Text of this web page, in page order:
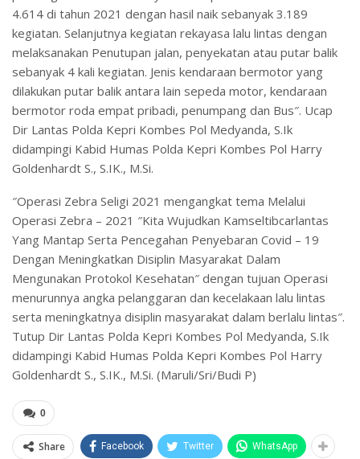
4.614 di tahun 2021 dengan hasil naik sebanyak 3.189
kegiatan. Selanjutnya kegiatan rekayasa lalu lintas dengan
melaksanakan Penutupan jalan, penyekatan atau putar balik
sebanyak 4 kali kegiatan. Jenis kendaraan bermotor yang
dilakukan putar balik antara lain sepeda motor, kendaraan
bermotor roda empat pribadi, penumpang dan Bus″. Ucap
Dir Lantas Polda Kepri Kombes Pol Medyanda, S.Ik
didampingi Kabid Humas Polda Kepri Kombes Pol Harry
Goldenhardt S., S.IK., M.Si.
″Operasi Zebra Seligi 2021 mengangkat tema Melalui
Operasi Zebra – 2021 ″Kita Wujudkan Kamseltibcarlantas
Yang Mantap Serta Pencegahan Penyebaran Covid – 19
Dengan Meningkatkan Disiplin Masyarakat Dalam
Mengunakan Protokol Kesehatan″ dengan tujuan Operasi
menurunnya angka pelanggaran dan kecelakaan lalu lintas
serta meningkatnya disiplin masyarakat dalam berlalu lintas″.
Tutup Dir Lantas Polda Kepri Kombes Pol Medyanda, S.Ik
didampingi Kabid Humas Polda Kepri Kombes Pol Harry
Goldenhardt S., S.IK., M.Si. (Maruli/Sri/Budi P)
0
Share Facebook Twitter WhatsApp